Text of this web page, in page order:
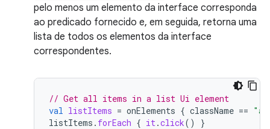
pelo menos um elemento da interface corresponda
ao predicado fornecido e, em seguida, retorna uma
lista de todos os elementos da interface
correspondentes.
// Get all items in a list Ui element
val listItems = onElements { className ==
listItems . forEach { it.click() }